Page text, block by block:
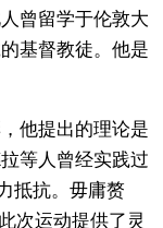
曾留学于伦敦大
基督教徒。他是
他提出的理论是
等人曾经实践过
抵抗。毋庸赘
次运动提供了灵